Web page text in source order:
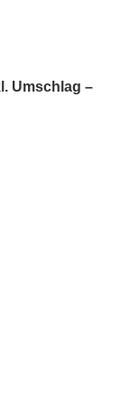
Umschlag –